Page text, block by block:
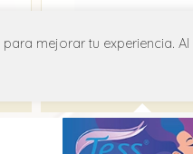
Simperten D
mejorar tu experiencia.